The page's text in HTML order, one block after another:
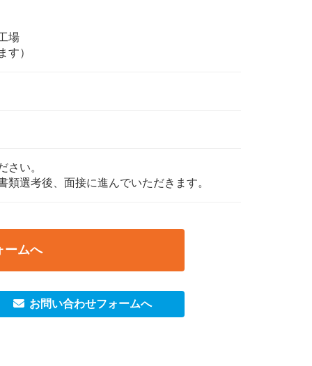
場
す）
さい。
選考後、面接に進んでいただきます。
ームへ
お問い合わせフォームへ